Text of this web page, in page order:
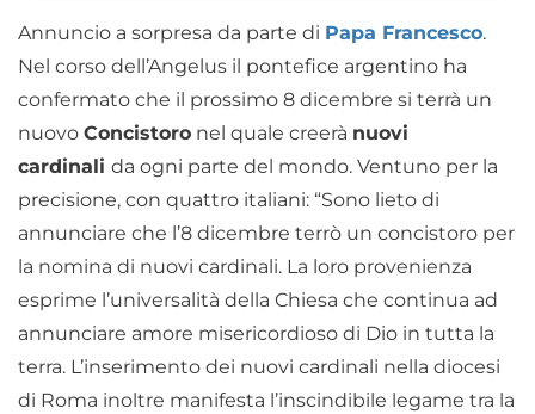
Annuncio a sorpresa da parte di Papa Francesco.
Nel corso dell’Angelus il pontefice argentino ha
confermato che il prossimo 8 dicembre si terrà un
nuovo Concistoro nel quale creerà nuovi
cardinali da ogni parte del mondo. Ventuno per la
precisione, con quattro italiani: “Sono lieto di
annunciare che l’8 dicembre terrò un concistoro per
la nomina di nuovi cardinali. La loro provenienza
esprime l’universalità della Chiesa che continua ad
annunciare amore misericordioso di Dio in tutta la
terra. L’inserimento dei nuovi cardinali nella diocesi
di Roma inoltre manifesta l’inscindibile legame tra la